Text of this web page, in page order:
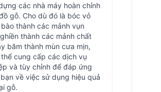
các nhà máy hoàn chỉnh
gỗ. Cho dù đó là bóc vỏ
thành các mảnh vụn
thành các mảnh chất
băm thành mùn cưa mịn,
cung cấp các dịch vụ
và tùy chỉnh để đáp ứng
về việc sử dụng hiệu quả
gỗ.